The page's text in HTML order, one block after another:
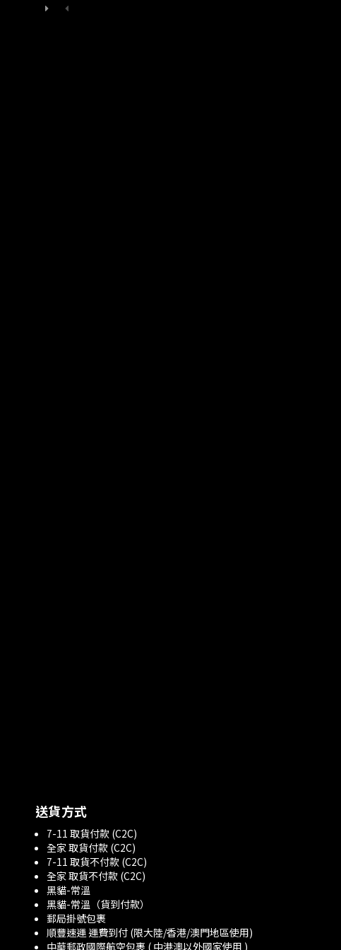
送貨方式
7-11 取貨付款 (C2C)
全家 取貨付款 (C2C)
7-11 取貨不付款 (C2C)
全家 取貨不付款 (C2C)
黑貓-常溫
黑貓-常溫（貨到付款）
郵局掛號包裹
順豐速運 運費到付 (限大陸/香港/澳門地區使用)
中華郵政國際航空包裹 ( 中港澳以外國家使用 )